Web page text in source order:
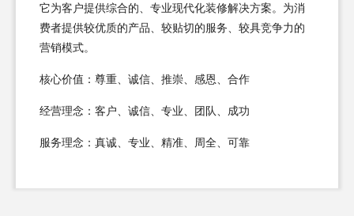
它为客户提供综合的、专业现代化装修解决方案。为消
费者提供较优质的产品、较贴切的服务、较具竞争力的
营销模式。
核心价值：尊重、诚信、推崇、感恩、合作
经营理念：客户、诚信、专业、团队、成功
服务理念：真诚、专业、精准、周全、可靠